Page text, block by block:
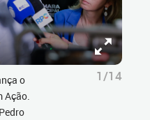
o
Ação.
1/14